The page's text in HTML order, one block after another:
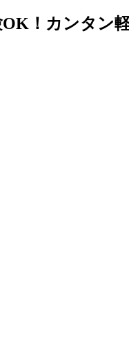
！カンタン